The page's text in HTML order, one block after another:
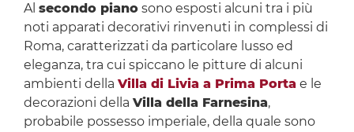
Al secondo pianosono esposti alcuni tra i più
noti apparati decorativi rinvenuti in complessi di
Roma, caratterizzati da particolare lusso ed
eleganza, tra cui spiccano le pitture di alcuni
ambienti della Villa di Livia a Prima Portae le
decorazioni della Villa della Farnesina,
probabile possesso imperiale, della quale sono